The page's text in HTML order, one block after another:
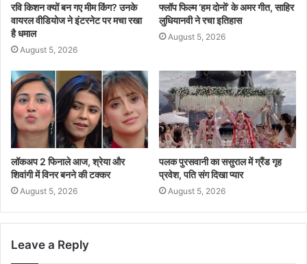
रवि किशन क्यों बन गए मीम किंग? उनके
वायरल वीडियोज ने इंटरनेट पर मचा रखा
है धमाल
August 5, 2026
फ्लॉप फिल्म ‘हम दोनों’ के अमर गीत, साहिर
लुधियानवी ने रचा इतिहास
August 5, 2026
लॉकअप 2 फिनाले आज, श्रेया और
शिवांगी में विनर बनने की टक्कर
August 5, 2026
पलक पुरसवानी का ससुराल में ग्रैंड गृह
प्रवेश, पति संग दिखा प्यार
August 5, 2026
Leave a Reply